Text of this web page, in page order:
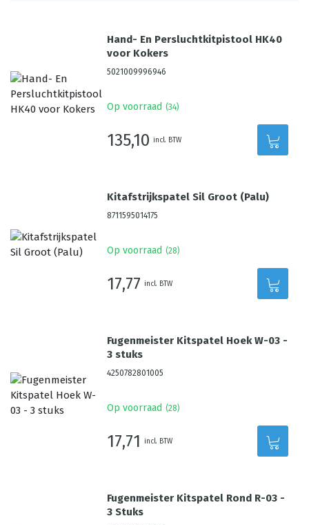
Hand- En Persluchtkitpistool HK40
voor Kokers
5021009996946
Op voorraad (34)
135,10 incl. BTW
Kitafstrijkspatel Sil Groot (Palu)
8711595014175
Op voorraad (28)
17,77 incl. BTW
Fugenmeister Kitspatel Hoek W-03 -
3 stuks
4250782801005
Op voorraad (28)
17,71 incl. BTW
Fugenmeister Kitspatel Rond R-03 -
3 Stuks